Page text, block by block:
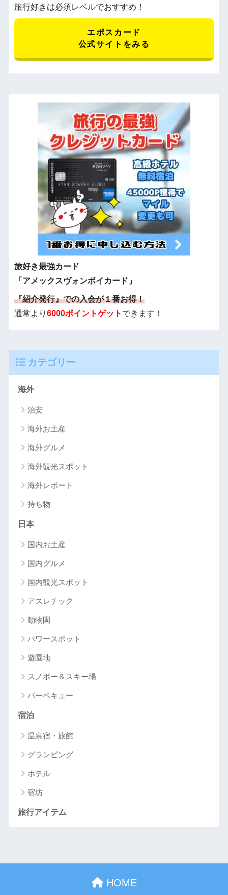
旅行好きは必須レベルでおすすめ！
エポスカード
公式サイトをみる
旅好き最強カード
「アメックスヴォンボイカード」
『紹介発行』での入会が１番お得！
通常より 6000ポイントゲット できます！
カテゴリー
海外
治安
海外お土産
海外グルメ
海外観光スポット
海外レポート
持ち物
日本
国内お土産
国内グルメ
国内観光スポット
アスレチック
動物園
パワースポット
遊園地
スノボー＆スキー場
バーベキュー
宿泊
温泉宿・旅館
グランピング
ホテル
宿坊
旅行アイテム
HOME